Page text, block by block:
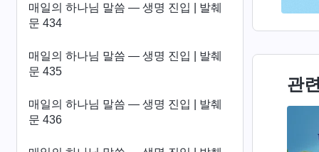
매일의 하나님 말씀 ― 생명 진입 | 발췌
문 434
매일의 하나님 말씀 ― 생명 진입 | 발췌
문 435
매일의 하나님 말씀 ― 생명 진입 | 발췌
문 436
관